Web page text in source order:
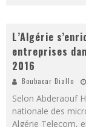
L’Algérie
entreprises
2016
Boubacar Diallo
Selon Abderaouf
nationale des
Algérie Telecom,